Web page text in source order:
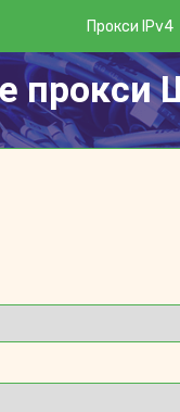
Прокси IPv4
прокси